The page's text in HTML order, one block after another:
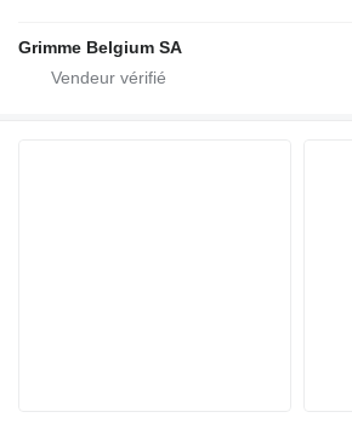
Grimme Belgium SA